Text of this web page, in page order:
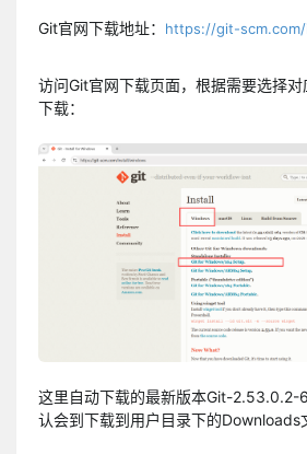
Git官网下载地址： https://git-
访问Git官网下载页面，根据需要选择
下载：
这里自动下载的最新版本Git-
认会到下载到用户目录下的Downloads